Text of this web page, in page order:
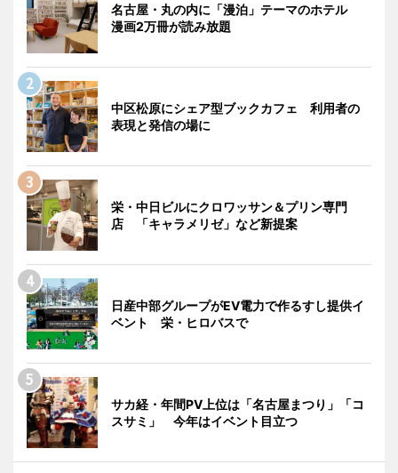
名古屋・丸の内に「漫泊」テーマのホテル
漫画2万冊が読み放題
中区松原にシェア型ブックカフェ 利用者の
表現と発信の場に
栄・中日ビルにクロワッサン＆プリン専門
店 「キャラメリゼ」など新提案
日産中部グループがEV電力で作るすし提供イ
ベント 栄・ヒロバスで
サカ経・年間PV上位は「名古屋まつり」「コ
スサミ」 今年はイベント目立つ